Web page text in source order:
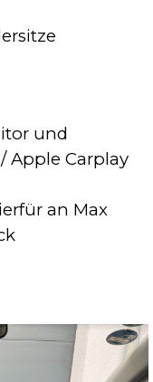
und
Apple Carplay
an Max